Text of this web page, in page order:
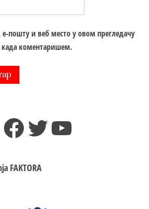
е-пошту и веб место у овом прегледачу
када коментаришем.
Facebook
TwitterYouTube
FAKTORA